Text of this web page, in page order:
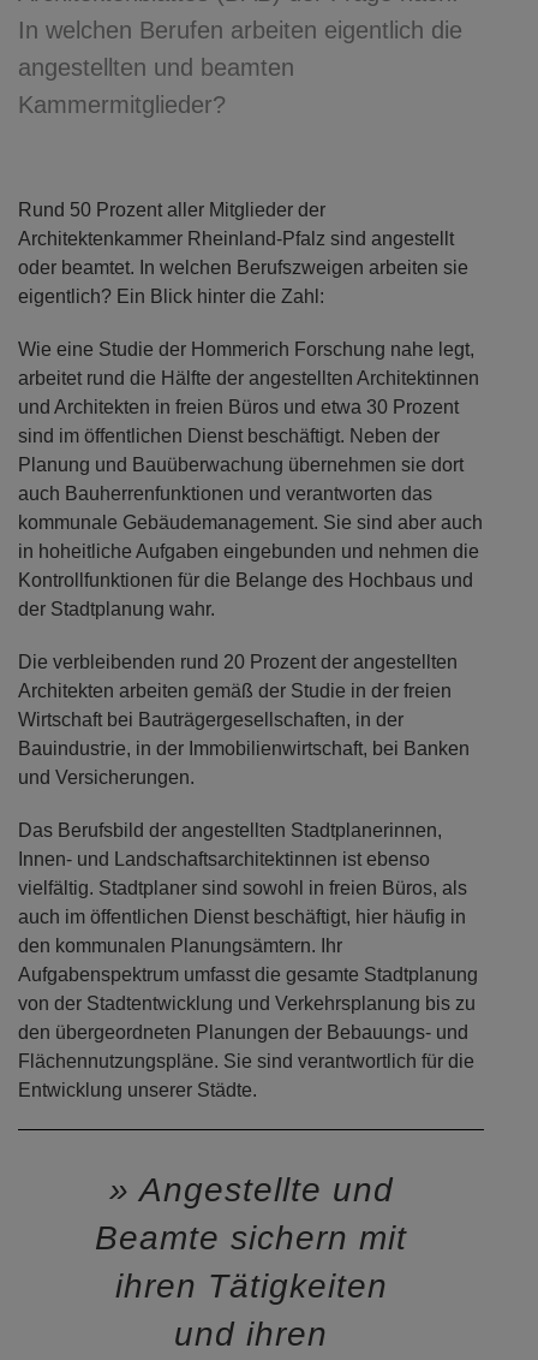
In welchen Berufen arbeiten eigentlich die
angestellten und beamten
Kammermitglieder?
Rund 50 Prozent aller Mitglieder der
Architektenkammer Rheinland-Pfalz sind angestellt
oder beamtet. In welchen Berufszweigen arbeiten sie
eigentlich? Ein Blick hinter die Zahl:
Wie eine Studie der Hommerich Forschung nahe legt,
arbeitet rund die Hälfte der angestellten Architektinnen
und Architekten in freien Büros und etwa 30 Prozent
sind im öffentlichen Dienst beschäftigt. Neben der
Planung und Bauüberwachung übernehmen sie dort
auch Bauherrenfunktionen und verantworten das
kommunale Gebäudemanagement. Sie sind aber auch
in hoheitliche Aufgaben eingebunden und nehmen die
Kontrollfunktionen für die Belange des Hochbaus und
der Stadtplanung wahr.
Die verbleibenden rund 20 Prozent der angestellten
Architekten arbeiten gemäß der Studie in der freien
Wirtschaft bei Bauträgergesellschaften, in der
Bauindustrie, in der Immobilienwirtschaft, bei Banken
und Versicherungen.
Das Berufsbild der angestellten Stadtplanerinnen,
Innen- und Landschaftsarchitektinnen ist ebenso
vielfältig. Stadtplaner sind sowohl in freien Büros, als
auch im öffentlichen Dienst beschäftigt, hier häufig in
den kommunalen Planungsämtern. Ihr
Aufgabenspektrum umfasst die gesamte Stadtplanung
von der Stadtentwicklung und Verkehrsplanung bis zu
den übergeordneten Planungen der Bebauungs- und
Flächennutzungspläne. Sie sind verantwortlich für die
Entwicklung unserer Städte.
Angestellte und
Beamte sichern mit
ihren Tätigkeiten
und ihren